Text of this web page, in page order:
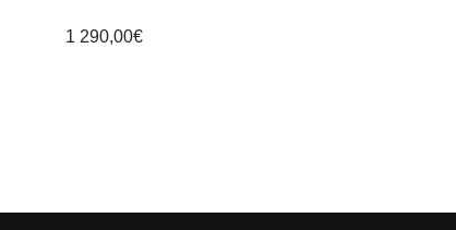
1 290,00€